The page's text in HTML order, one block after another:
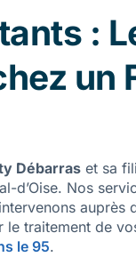
:
un
Débarras et sa
d’Oise. Nos
auprès
traitement de
le 95.